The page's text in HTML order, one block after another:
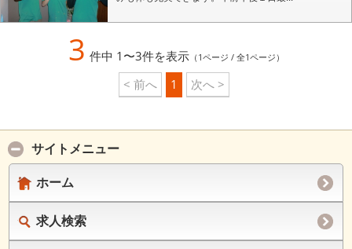
3 件中 1〜3件を表示（1ページ / 全1ページ）
< 前へ 1 次へ >
サイトメニュー
ホーム
求人検索